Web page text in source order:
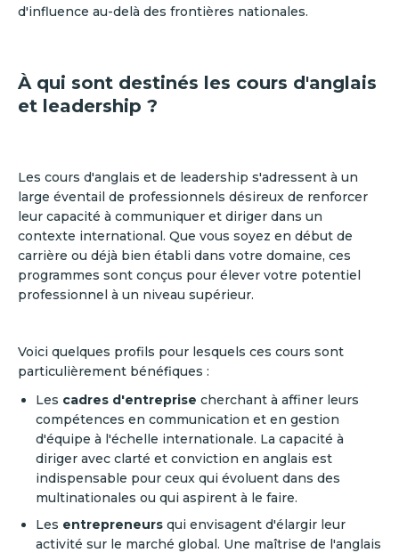
d'influence au-delà des frontières nationales.
À qui sont destinés les cours d'anglais
et leadership ?
Les cours d'anglais et de leadership s'adressent à un
large éventail de professionnels désireux de renforcer
leur capacité à communiquer et diriger dans un
contexte international. Que vous soyez en début de
carrière ou déjà bien établi dans votre domaine, ces
programmes sont conçus pour élever votre potentiel
professionnel à un niveau supérieur.
Voici quelques profils pour lesquels ces cours sont
particulièrement bénéfiques :
Les cadres d'entreprise cherchant à affiner leurs
compétences en communication et en gestion
d'équipe à l'échelle internationale. La capacité à
diriger avec clarté et conviction en anglais est
indispensable pour ceux qui évoluent dans des
multinationales ou qui aspirent à le faire.
Les entrepreneurs qui envisagent d'élargir leur
activité sur le marché global. Une maîtrise de l'anglais